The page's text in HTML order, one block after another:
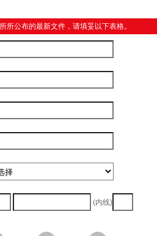
所公布的最新文件，请填妥以下表格。
(内线)